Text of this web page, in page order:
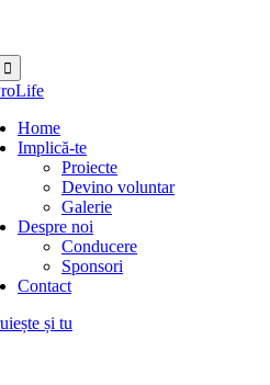
Home
Implică-te
Proiecte
Devino voluntar
Galerie
Despre noi
Conducere
Sponsori
Contact
și tu